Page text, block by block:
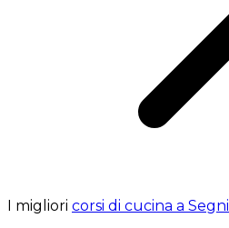
I migliori corsi di cucina a Segni